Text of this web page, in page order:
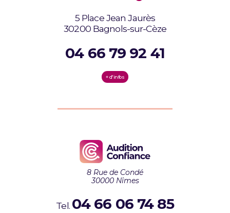
5 Place Jean Jaurès
30200 Bagnols-sur-Cèze
04 66 79 92 41
+ d'infos
8 Rue de Condé
30000 Nîmes
Tel. 04 66 06 74 85